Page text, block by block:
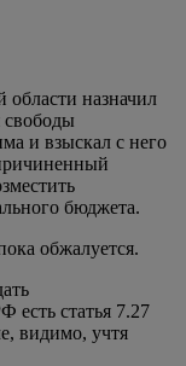
области назначил
свободы
и взыскал с него
бюджета.
обжалуется.
статья 7.27
видимо, учтя